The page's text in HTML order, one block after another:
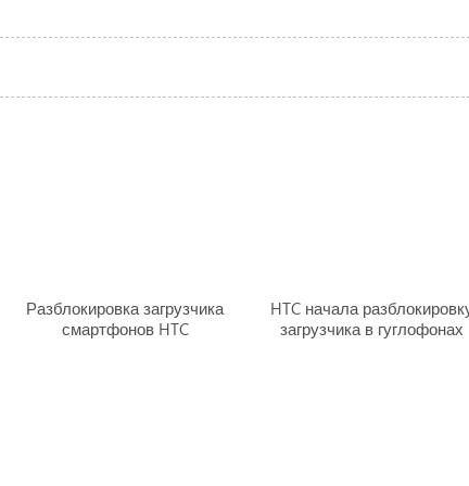
Разблокировка загрузчика
смартфонов HTC
HTC начала
загрузчика в гуглофонах